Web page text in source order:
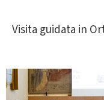
Visita guidata in